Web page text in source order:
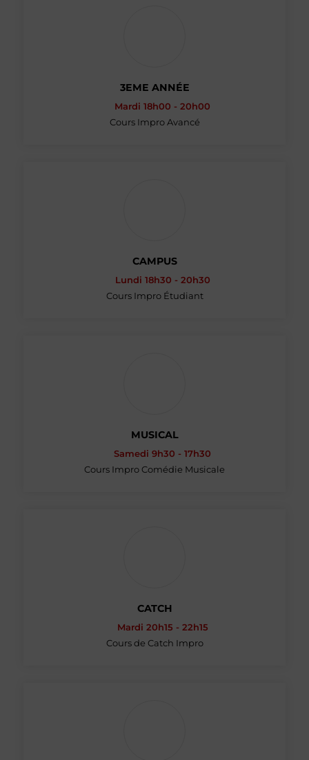
3EME ANNÉE
Mardi 18h00 - 20h00
Cours Impro Avancé
CAMPUS
Lundi 18h30 - 20h30
Cours Impro Étudiant
MUSICAL
Samedi 9h30 - 17h30
Cours Impro Comédie Musicale
CATCH
Mardi 20h15 - 22h15
Cours de Catch Impro